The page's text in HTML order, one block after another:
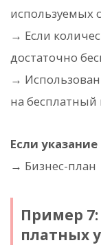
используемых
→ Если
достаточно
→
на бесплатный
Если
→ Бизнес-план
Пример 7:
платных